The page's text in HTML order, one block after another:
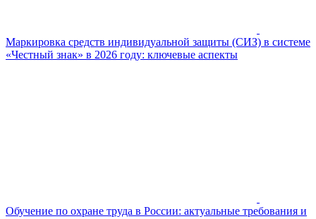
Маркировка средств индивидуальной защиты (СИЗ) в системе
«Честный знак» в 2026 году: ключевые аспекты
Обучение по охране труда в России: актуальные требования и